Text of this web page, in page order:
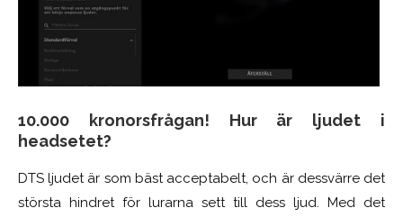
10.000 kronorsfrågan! Hur är ljudet i
headsetet?
DTS ljudet är som bäst acceptabelt, och är dessvärre det
största hindret för lurarna sett till dess ljud. Med det